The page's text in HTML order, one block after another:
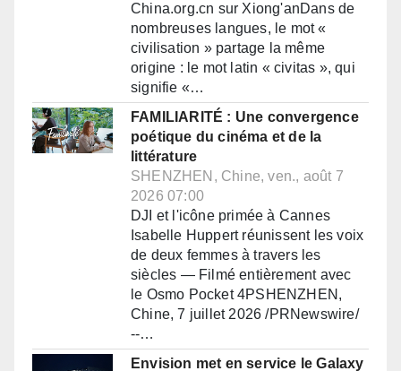
China.org.cn sur Xiong'anDans de
nombreuses langues, le mot «
civilisation » partage la même
origine : le mot latin « civitas », qui
signifie «…
FAMILIARITÉ : Une convergence
poétique du cinéma et de la
littérature
SHENZHEN, Chine, ven., août 7
2026 07:00
DJI et l'icône primée à Cannes
Isabelle Huppert réunissent les voix
de deux femmes à travers les
siècles — Filmé entièrement avec
le Osmo Pocket 4PSHENZHEN,
Chine, 7 juillet 2026 /PRNewswire/
--…
Envision met en service le Galaxy